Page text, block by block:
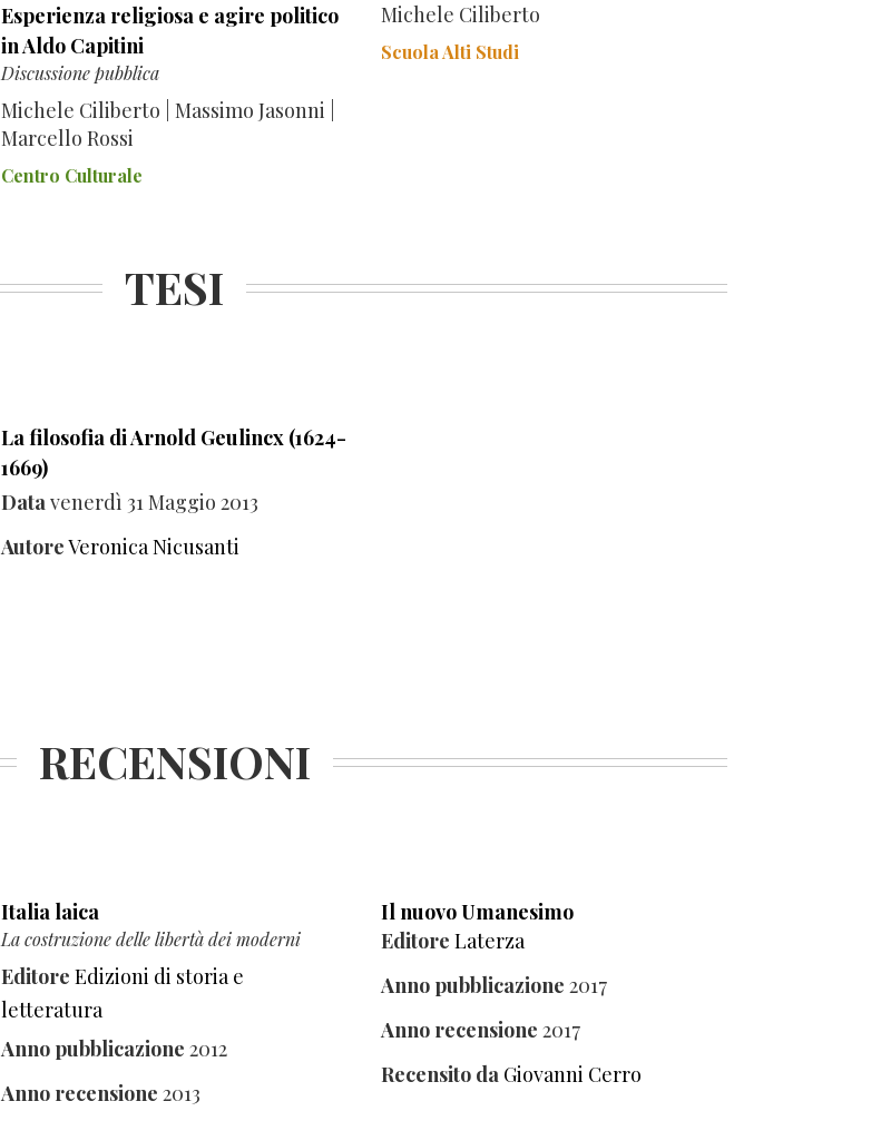
Esperienza religiosa e agire politico
in Aldo Capitini
Discussione pubblica
Michele Ciliberto | Massimo Jasonni |
Marcello Rossi
Centro Culturale
Michele Ciliberto
Scuola Alti Studi
TESI
La filosofia di Arnold Geulincx (1624-
1669)
Datavenerdì 31 Maggio 2013
AutoreVeronica Nicusanti
RECENSIONI
Italia laica
La costruzione delle libertà dei moderni
Editore Edizioni di storia e
letteratura
Anno pubblicazione 2012
Anno recensione 2013
Il nuovo Umanesimo
Editore Laterza
Anno pubblicazione 2017
Anno recensione 2017
Recensito da Giovanni Cerro